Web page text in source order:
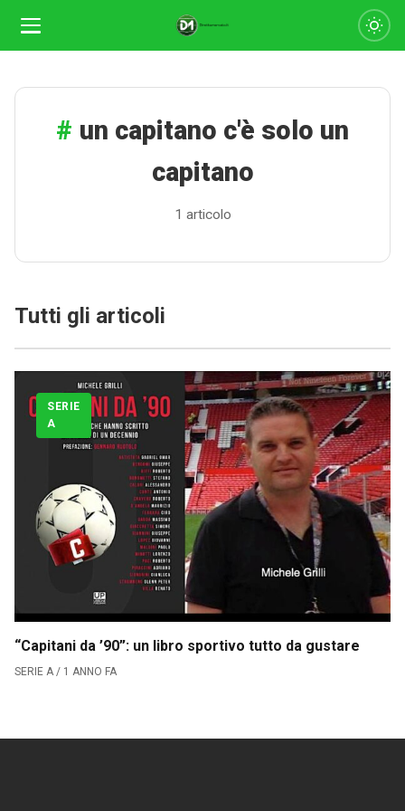
CLASSIFICA
Serie B
CLASSIFICA SERIE B
Contatti
Collabora con noi
La Redazione
un capitano c'è solo un
capitano
1 articolo
Tutti gli articoli
SERIE
A
“Capitani da ’90”: un libro sportivo tutto da gustare
SERIE A / 1 ANNO FA